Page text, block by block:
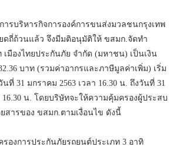
รบริหารกิจการองค์การขนส่งมวลชนกรุงเทพ
ดถี่ถ้วนแล้ว จึงมีมติอนุมัติให้ ขสมก.จัดทำ
มืองไทยประกันภัย จำกัด (มหาชน) เป็นเงิน
บาท (รวมค่าอากรและภาษีมูลค่าเพิ่ม) เริ่ม
ที่ 31 มกราคม 2563 เวลา 16.30 น. ถึงวันที่ 31
16.30 น. โดยบริษัทจะให้ความคุ้มครองผู้ประสบ
สารของ ขสมก.ตามเงื่อนไข ดังนี้
รองการประกันภัยรถยนต์ประเภท 3 อาทิ